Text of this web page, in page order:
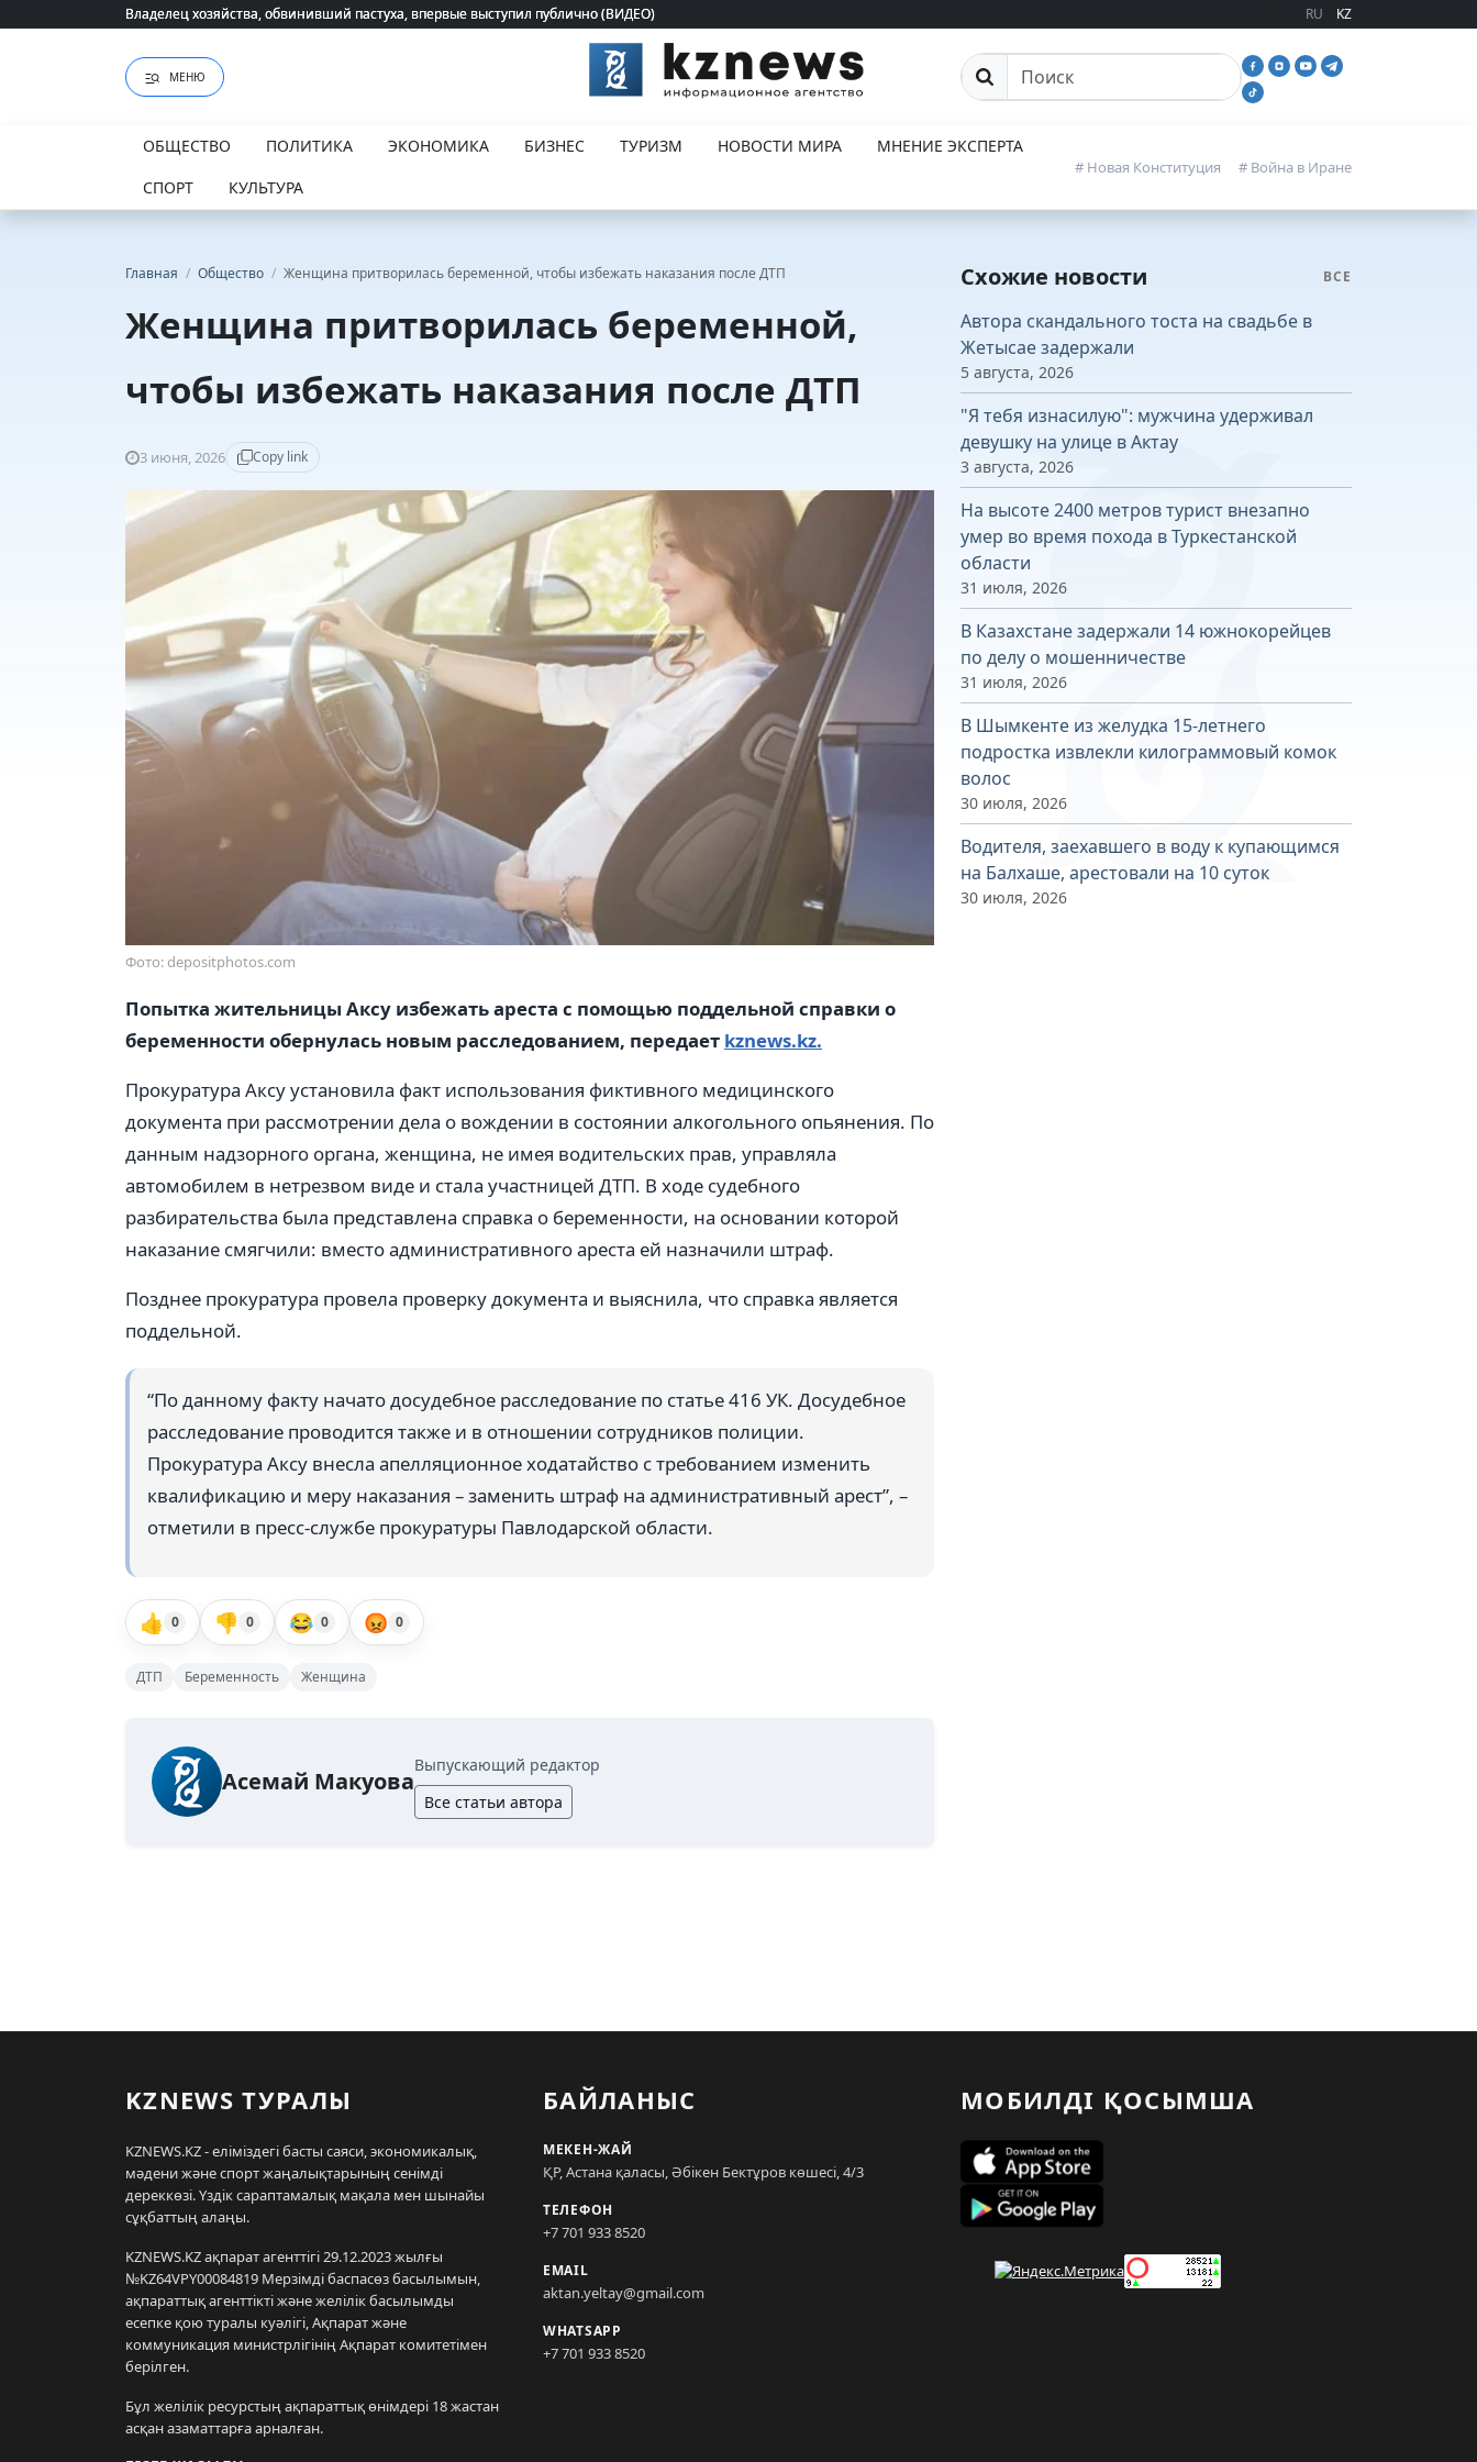
Владелец хозяйства, обвинивший пастуха, впервые выступил публично (ВИДЕО)
Владелец хозяйства, обвинивший пастуха, впервые выступил публично (ВИДЕО) RU KZ
МЕНЮ Поиск
ОБЩЕСТВО ПОЛИТИКА ЭКОНОМИКА БИЗНЕС ТУРИЗМ НОВОСТИ МИРА
МНЕНИЕ ЭКСПЕРТА
СПОРТ
КУЛЬТУРА
# Новая Конституция # Война в Иране
Главная / Общество / Женщина притворилась беременной, чтобы избежать наказания после ДТП
Женщина притворилась беременной,
чтобы избежать наказания после ДТП
3 июня, 2026 Copy link
Фото: depositphotos.com
Попытка жительницы Аксу избежать ареста с помощью поддельной справки о
беременности обернулась новым расследованием, передает kznews.kz.
Прокуратура Аксу установила факт использования фиктивного медицинского
документа при рассмотрении дела о вождении в состоянии алкогольного опьянения. По
данным надзорного органа, женщина, не имея водительских прав, управляла
автомобилем в нетрезвом виде и стала участницей ДТП. В ходе судебного
разбирательства была представлена справка о беременности, на основании которой
наказание смягчили: вместо административного ареста ей назначили штраф.
Позднее прокуратура провела проверку документа и выяснила, что справка является
поддельной.
“По данному факту начато досудебное расследование по статье 416 УК. Досудебное
расследование проводится также и в отношении сотрудников полиции.
Прокуратура Аксу внесла апелляционное ходатайство с требованием изменить
квалификацию и меру наказания – заменить штраф на административный арест”, –
отметили в пресс-службе прокуратуры Павлодарской области.
👍 0 👎 0 😂 0 😡 0
ДТП Беременность Женщина
Асемай Макуова
Выпускающий редактор
Все статьи автора
Схожие новости ВСЕ
Автора скандального тоста на свадьбе в
Жетысае задержали
5 августа, 2026
"Я тебя изнасилую": мужчина удерживал
девушку на улице в Актау
3 августа, 2026
На высоте 2400 метров турист внезапно
умер во время похода в Туркестанской
области
31 июля, 2026
В Казахстане задержали 14 южнокорейцев
по делу о мошенничестве
31 июля, 2026
В Шымкенте из желудка 15-летнего
подростка извлекли килограммовый комок
волос
30 июля, 2026
Водителя, заехавшего в воду к купающимся
на Балхаше, арестовали на 10 суток
30 июля, 2026
KZNEWS ТУРАЛЫ
KZNEWS.KZ - еліміздегі басты саяси, экономикалық,
мәдени және спорт жаңалықтарының сенімді
дереккөзі. Үздік сараптамалық мақала мен шынайы
сұқбаттың алаңы.
KZNEWS.KZ ақпарат агенттігі 29.12.2023 жылғы
№KZ64VPY00084819 Мерзімді баспасөз басылымын,
ақпараттық агенттікті және желілік басылымды
есепке қою туралы куәлігі, Ақпарат және
коммуникация министрлігінің Ақпарат комитетімен
берілген.
Бұл желілік ресурстың ақпараттық өнімдері 18 жастан
асқан азаматтарға арналған.
БАЙЛАНЫС
МЕКЕН-ЖАЙ
ҚР, Астана қаласы, Әбікен Бектұров көшесі, 4/3
ТЕЛЕФОН
+7 701 933 8520
EMAIL
aktan.yeltay@gmail.com
WHATSAPP
+7 701 933 8520
МОБИЛДІ ҚОСЫМША